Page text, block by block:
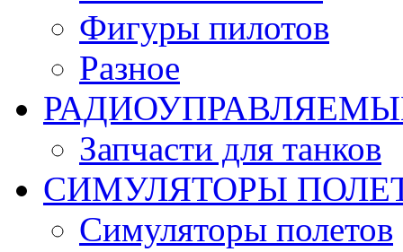
Фигуры пилотов
Разное
Запчасти для танков
СИМУЛЯТОРЫ
Симуляторы полетов